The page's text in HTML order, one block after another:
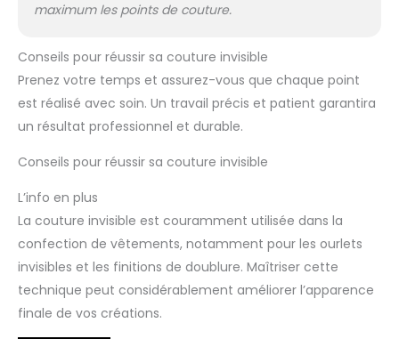
maximum les points de couture.
Conseils pour réussir sa couture invisible
Prenez votre temps et assurez-vous que chaque point
est réalisé avec soin. Un travail précis et patient garantira
un résultat professionnel et durable.
Conseils pour réussir sa couture invisible
L’info en plus
La couture invisible est couramment utilisée dans la
confection de vêtements, notamment pour les ourlets
invisibles et les finitions de doublure. Maîtriser cette
technique peut considérablement améliorer l’apparence
finale de vos créations.